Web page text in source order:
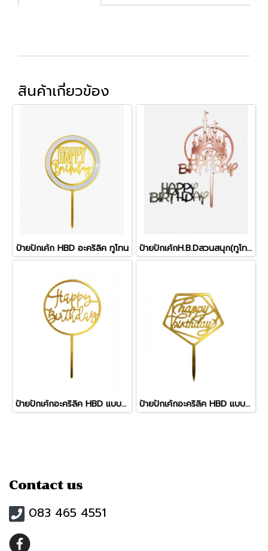
สินค้าเกี่ยวข้อง
ป้ายปักเค้ก HBD อะคริลิค ทูโทน ป้ายปักเค้กH.B.Dสวนสนุก(ทูโทน)
ป้ายปักเค้กอะคริลิค HBD แบบที่ 20 ป้ายปักเค้กอะคริลิค HBD แบบที่ 2
Contact us
083 465 4551